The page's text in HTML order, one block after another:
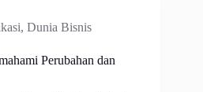
, Dunia Bisnis
Perubahan dan